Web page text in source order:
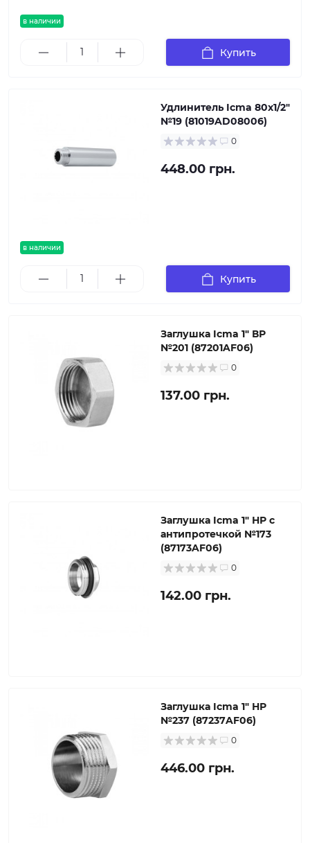
в наличии
Купить
в наличии
Удлинитель Icma 80х1/2"
№19 (81019AD08006)
0
448.00 грн.
Купить
Заглушка Icma 1" ВР
№201 (87201AF06)
0
137.00 грн.
Заглушка Icma 1" НР с
антипротечкой №173
(87173AF06)
0
142.00 грн.
Заглушка Icma 1" НР
№237 (87237AF06)
0
446.00 грн.